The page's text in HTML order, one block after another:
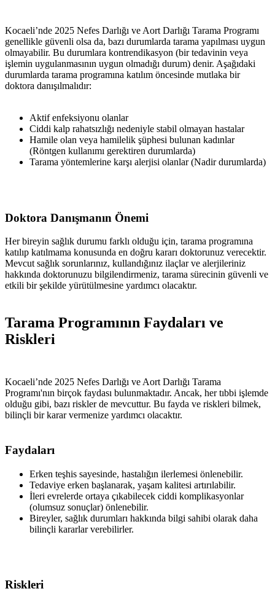
Kocaeli’nde 2025 Nefes Darlığı ve Aort Darlığı Tarama Programı
genellikle güvenli olsa da, bazı durumlarda tarama yapılması uygun
olmayabilir. Bu durumlara kontrendikasyon (bir tedavinin veya
işlemin uygulanmasının uygun olmadığı durum) denir. Aşağıdaki
durumlarda tarama programına katılım öncesinde mutlaka bir
doktora danışılmalıdır:
Aktif enfeksiyonu olanlar
Ciddi kalp rahatsızlığı nedeniyle stabil olmayan hastalar
Hamile olan veya hamilelik şüphesi bulunan kadınlar
(Röntgen kullanımı gerektiren durumlarda)
Tarama yöntemlerine karşı alerjisi olanlar (Nadir durumlarda)
Doktora Danışmanın Önemi
Her bireyin sağlık durumu farklı olduğu için, tarama programına
katılıp katılmama konusunda en doğru kararı doktorunuz verecektir.
Mevcut sağlık sorunlarınız, kullandığınız ilaçlar ve alerjileriniz
hakkında doktorunuzu bilgilendirmeniz, tarama sürecinin güvenli ve
etkili bir şekilde yürütülmesine yardımcı olacaktır.
Tarama Programının Faydaları ve
Riskleri
Kocaeli’nde 2025 Nefes Darlığı ve Aort Darlığı Tarama
Programı'nın birçok faydası bulunmaktadır. Ancak, her tıbbi işlemde
olduğu gibi, bazı riskler de mevcuttur. Bu fayda ve riskleri bilmek,
bilinçli bir karar vermenize yardımcı olacaktır.
Faydaları
Erken teşhis sayesinde, hastalığın ilerlemesi önlenebilir.
Tedaviye erken başlanarak, yaşam kalitesi artırılabilir.
İleri evrelerde ortaya çıkabilecek ciddi komplikasyonlar
(olumsuz sonuçlar) önlenebilir.
Bireyler, sağlık durumları hakkında bilgi sahibi olarak daha
bilinçli kararlar verebilirler.
Riskleri